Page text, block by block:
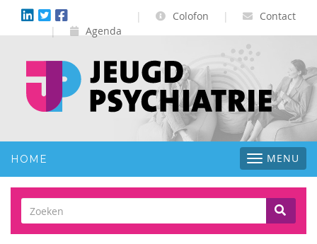
Contact
|
Colofon
|
Agenda
|
MENU
Toggle
HOME